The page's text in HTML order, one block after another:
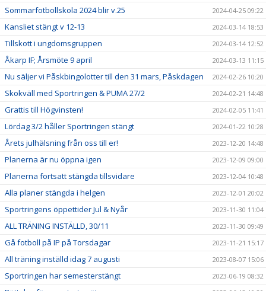
Sommarfotbollskola 2024 blir v.25 2024-04-25 09:22
Kansliet stängt v 12-13 2024-03-14 18:53
Tillskott i ungdomsgruppen 2024-03-14 12:52
Åkarp IF; Årsmöte 9 april 2024-03-13 11:15
Nu säljer vi Påskbingolotter till den 31 mars, Påskdagen 2024-02-26 10:20
Skokväll med Sportringen & PUMA 27/2 2024-02-21 14:48
Grattis till Högvinsten! 2024-02-05 11:41
Lördag 3/2 håller Sportringen stängt 2024-01-22 10:28
Årets julhälsning från oss till er! 2023-12-20 14:48
Planerna är nu öppna igen 2023-12-09 09:00
Planerna fortsatt stängda tillsvidare 2023-12-04 10:48
Alla planer stängda i helgen 2023-12-01 20:02
Sportringens öppettider Jul & Nyår 2023-11-30 11:04
ALL TRÄNING INSTÄLLD, 30/11 2023-11-30 09:49
Gå fotboll på IP på Torsdagar 2023-11-21 15:17
All träning inställd idag 7 augusti 2023-08-07 15:06
Sportringen har semesterstängt 2023-06-19 08:32